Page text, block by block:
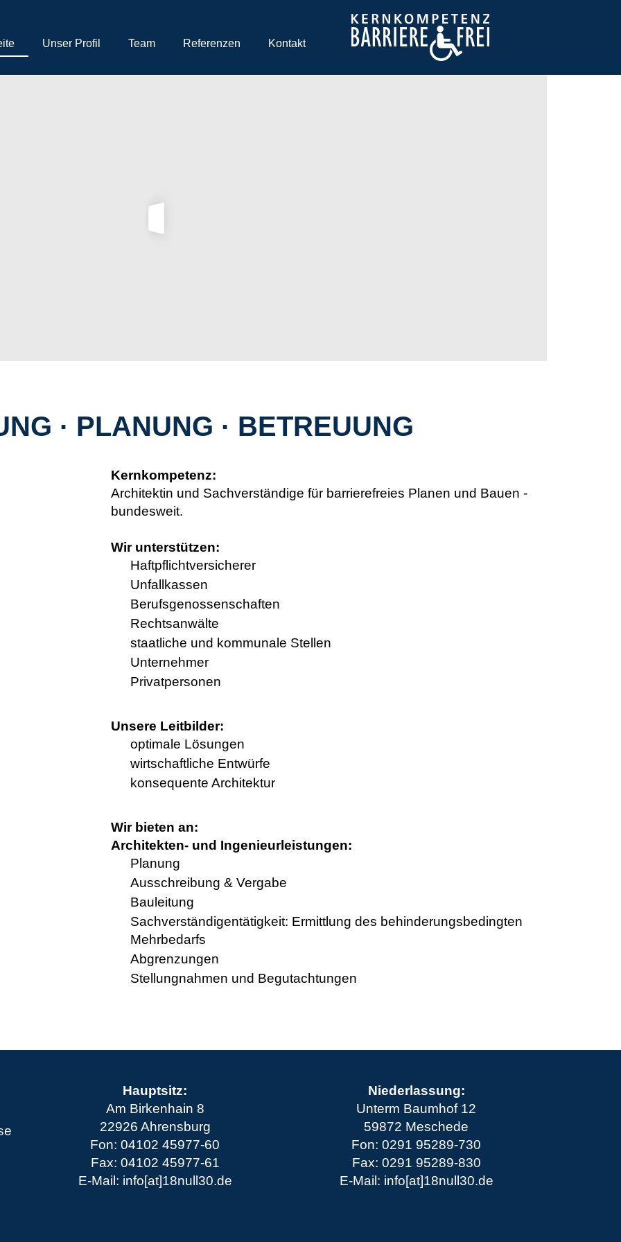
Unser Profil Team Referenzen Kontakt
· PLANUNG · BETREUUNG
Kernkompetenz:
Architektin und Sachverständige für barrierefreies Planen und Bauen -
bundesweit.
Wir unterstützen:
Haftpflichtversicherer
Unfallkassen
Berufsgenossenschaften
Rechtsanwälte
staatliche und kommunale Stellen
Unternehmer
Privatpersonen
Unsere Leitbilder:
optimale Lösungen
wirtschaftliche Entwürfe
konsequente Architektur
Wir bieten an:
Architekten- und Ingenieurleistungen:
Planung
Ausschreibung & Vergabe
Bauleitung
Sachverständigentätigkeit: Ermittlung des behinderungsbedingten
Mehrbedarfs
Abgrenzungen
Stellungnahmen und Begutachtungen
Hauptsitz:
Am Birkenhain 8
22926 Ahrensburg
Fon: 04102 45977-60
Fax: 04102 45977-61
E-Mail: info[at]18null30.de
Niederlassung:
Unterm Baumhof 12
59872 Meschede
Fon: 0291 95289-730
Fax: 0291 95289-830
E-Mail: info[at]18null30.de